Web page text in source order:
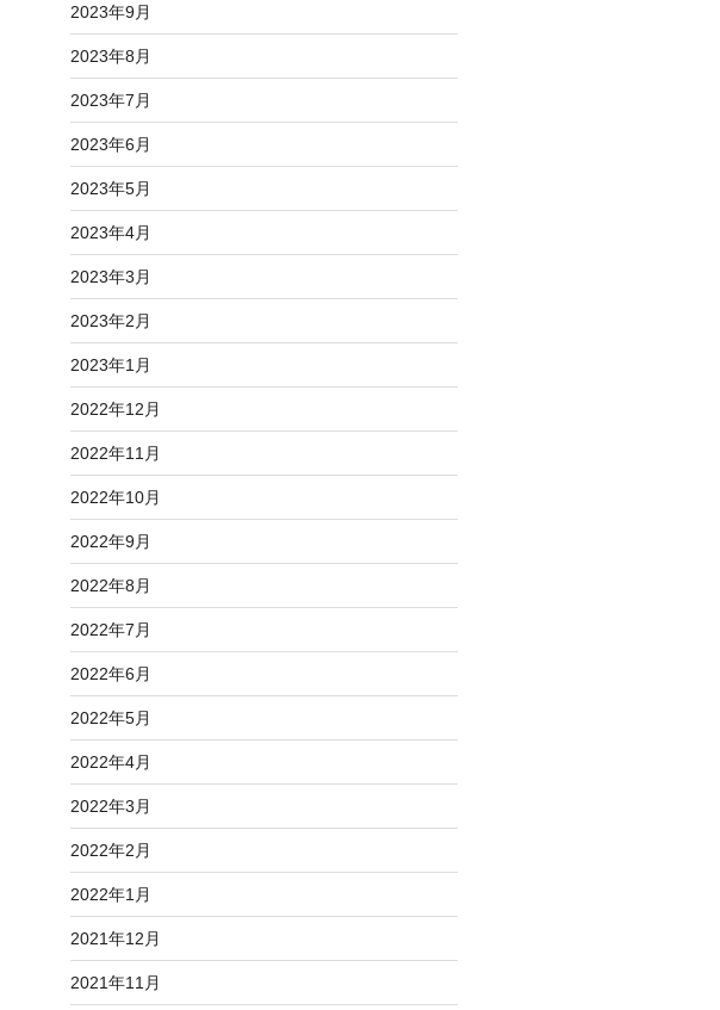
2023年9月
2023年8月
2023年7月
2023年6月
2023年5月
2023年4月
2023年3月
2023年2月
2023年1月
2022年12月
2022年11月
2022年10月
2022年9月
2022年8月
2022年7月
2022年6月
2022年5月
2022年4月
2022年3月
2022年2月
2022年1月
2021年12月
2021年11月